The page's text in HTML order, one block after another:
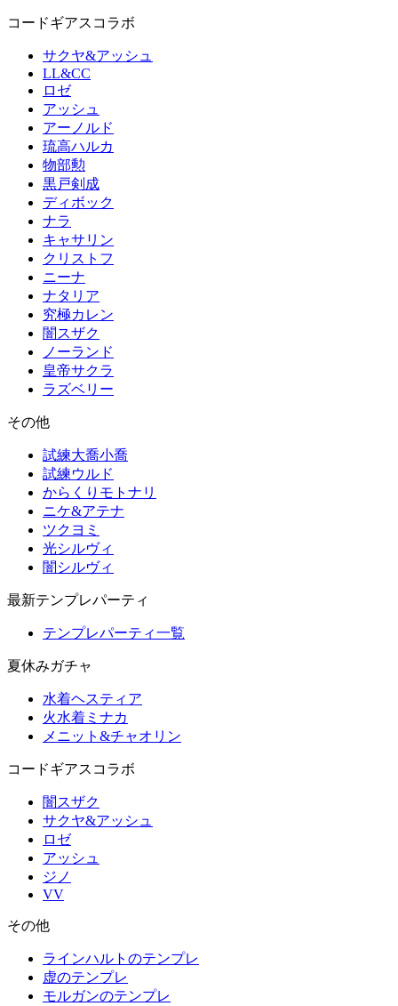
コードギアスコラボ
サクヤ&アッシュ
LL&CC
ロゼ
アッシュ
アーノルド
琉高ハルカ
物部勲
黒戸剣成
ディボック
ナラ
キャサリン
クリストフ
ニーナ
ナタリア
究極カレン
闇スザク
ノーランド
皇帝サクラ
ラズベリー
その他
試練大喬小喬
試練ウルド
からくりモトナリ
ニケ&アテナ
ツクヨミ
光シルヴィ
闇シルヴィ
最新テンプレパーティ
テンプレパーティ一覧
夏休みガチャ
水着ヘスティア
火水着ミナカ
メニット&チャオリン
コードギアスコラボ
闇スザク
サクヤ&アッシュ
ロゼ
アッシュ
ジノ
VV
その他
ラインハルトのテンプレ
虚のテンプレ
モルガンのテンプレ